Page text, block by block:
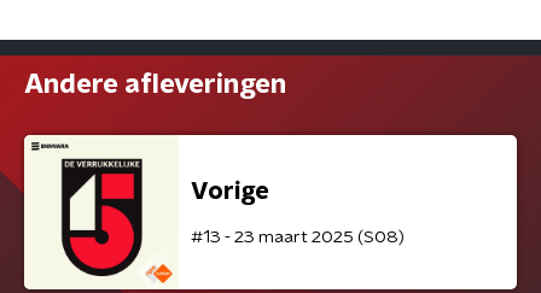
Andere afleveringen
Vorige
#13 - 23 maart 2025 (S08)